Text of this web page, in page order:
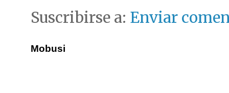
Suscribirse a: Enviar
Mobusi